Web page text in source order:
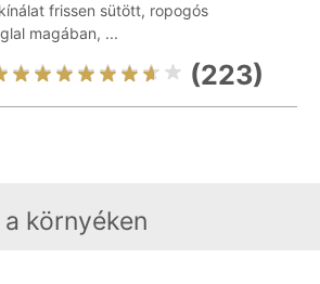
frissen sütött, ropogós
magában, ...
(223)
környéken